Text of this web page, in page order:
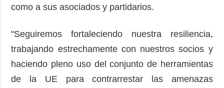
como a sus asociados y partidarios.
"Seguiremos fortaleciendo nuestra resiliencia,
trabajando estrechamente con nuestros socios y
haciendo pleno uso del conjunto de herramientas
de la UE para contrarrestar las amenazas